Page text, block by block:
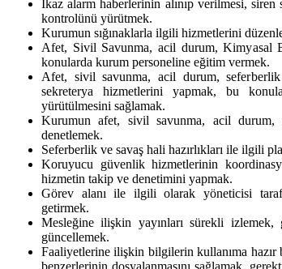
İkaz alarm haberlerinin alınıp verilmesi,
kontrolünü yürütmek.
Kurumun sığınaklarla ilgili hizmetlerini
Afet, Sivil Savunma, acil durum,
konularda kurum personeline eğitim vermek.
Afet, sivil savunma, acil durum,
sekreterya hizmetlerini yapmak, bu
yürütülmesini sağlamak.
Kurumun afet, sivil savunma, acil durum,
denetlemek.
Seferberlik ve savaş hali hazırlıkları ile ilgili
Koruyucu güvenlik hizmetlerinin
hizmetin takip ve denetimini yapmak.
Görev alanı ile ilgili olarak yöneticisi
getirmek.
Mesleğine ilişkin yayınları sürekli
güncellemek.
Faaliyetlerine ilişkin bilgilerin kullanıma hazır